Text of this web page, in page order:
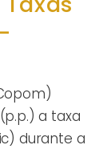
a taxa
durante a